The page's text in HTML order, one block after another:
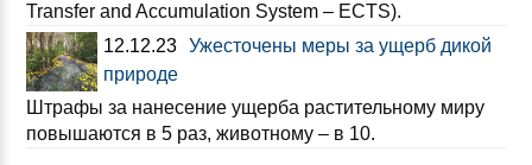
Transfer and Accumulation System – ECTS).
12.12.23 Ужесточены меры за ущерб дикой
природе
Штрафы за нанесение ущерба растительному миру
повышаются в 5 раз, животному – в 10.